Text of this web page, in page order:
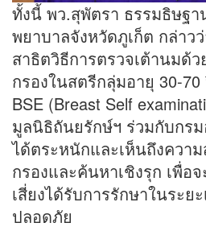
ทั้งนี้ พว.สุพัตรา ธรรมธิษฐ
พยาบาลจังหวัดภูเก็ต กล่าว
สาธิตวิธีการตรวจเต้านมด้
กรองในสตรีกลุ่มอายุ 30-
BSE (Breast Self
มูลนิธิถันยรักษ์ฯ ร่วมกับกร
ได้ตระหนักและเห็นถึงควา
กรองและค้นหาเชิงรุก เพื่อ
เสี่ยงได้รับการรักษาในระย
ปลอดภัย